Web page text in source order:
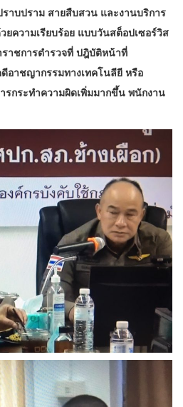
าบปราม สายสืบสวน และงานบริการ
ยความเรียบร้อย แบบวันสต็อปเซอร์วิส
าชการตำรวจที่ ปฎิบัติหน้าที่
อาชญากรรมทางเทคโนลียี หรือ
กระทำความผิดเพิ่มมากขึ้น พนักงาน